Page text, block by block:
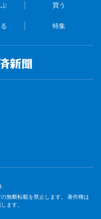
買う
特集
無断転載を禁止します。 著作権は
ます。